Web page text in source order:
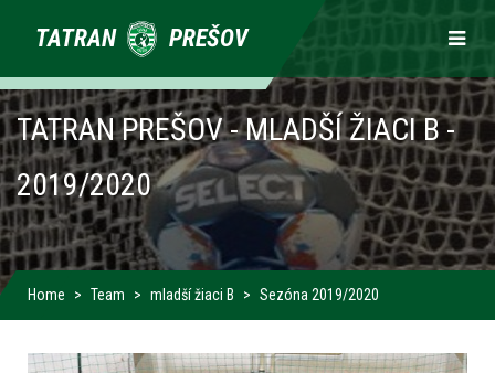
TATRAN PREŠOV
Primárne
odkazy
TATRAN PREŠOV - MLADŠÍ ŽIACI B -
2019/2020
Home Team mladší žiaci B Sezóna 2019/2020